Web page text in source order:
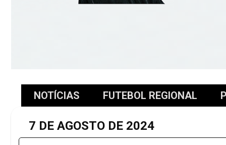
NOTÍCIAS FUTEBOL REGIONAL
7 DE AGOSTO DE 2024